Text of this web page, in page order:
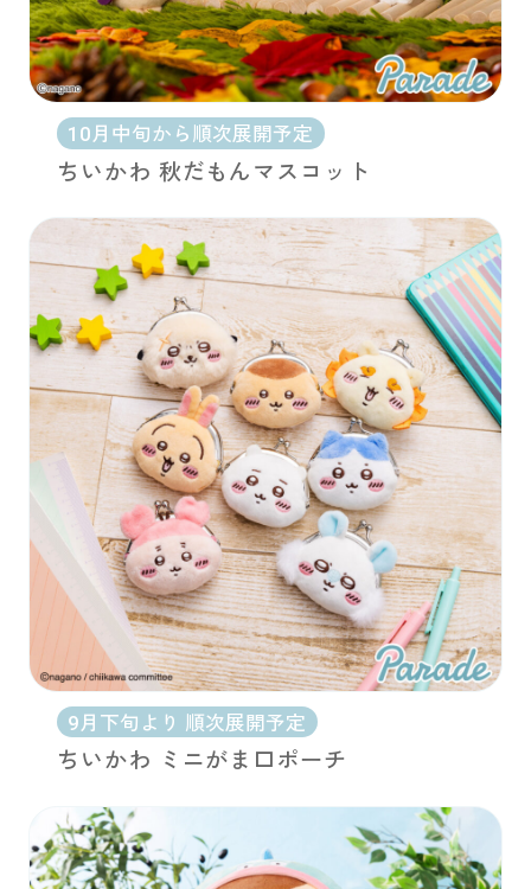
10月中旬から順次展開予定
ちいかわ 秋だもんマスコット
9月下旬より 順次展開予定
ちいかわ ミニがま口ポーチ